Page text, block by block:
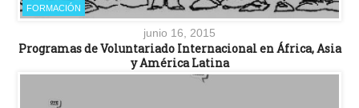
FORMACIÓN
junio 16, 2015
Programas de Voluntariado Internacional en África, Asia
y América Latina